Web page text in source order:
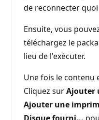
de reconnecter
Ensuite, vous
téléchargez le
lieu de l'exécuter.
Une fois le contenu
Cliquez surAjouter
Ajouter une
Disque fourni...